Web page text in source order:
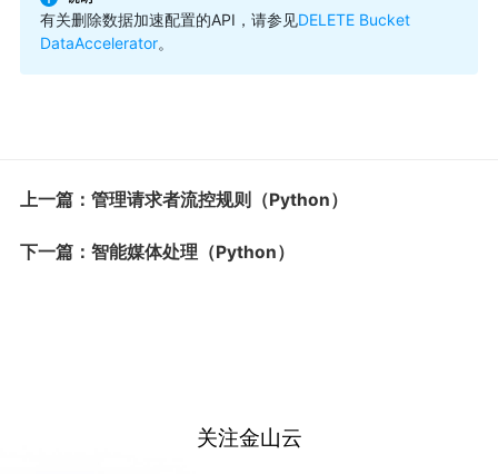
有关删除数据加速配置的API，请参见DELETE Bucket
DataAccelerator。
上一篇：管理请求者流控规则（Python）
下一篇：智能媒体处理（Python）
关注金山云